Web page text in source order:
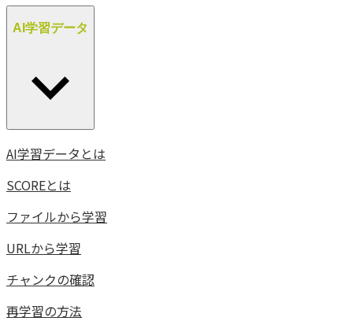
AI学習データ
AI学習データとは
SCOREとは
ファイルから学習
URLから学習
チャンクの確認
再学習の方法